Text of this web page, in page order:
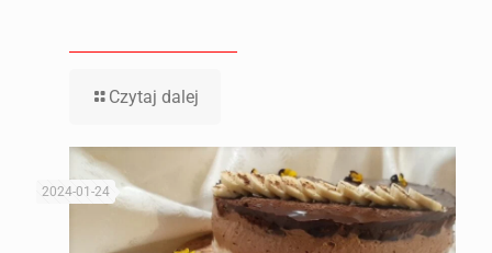
Czytaj dalej
2024-01-24